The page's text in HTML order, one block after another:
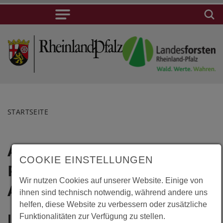
STARTSEITE
Almkerk,
Pflegeheim
Altenahove
Information
Lage
Pflegeheim
Altenahove
Rivierenland 1
COOKIE EINSTELLUNGEN
Wir nutzen Cookies auf unserer Website. Einige von
ihnen sind technisch notwendig, während andere uns
helfen, diese Website zu verbessern oder zusätzliche
Funktionalitäten zur Verfügung zu stellen.